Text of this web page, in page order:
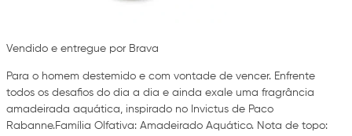
Vendido e entregue por Brava
Para o homem destemido e com vontade de vencer. Enfrente
todos os desafios do dia a dia e ainda exale uma fragrância
amadeirada aquática, inspirado no Invictus de Paco
Rabanne.Família Olfativa: Amadeirado Aquático. Nota de topo: